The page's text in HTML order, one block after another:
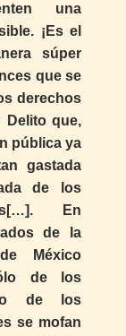
una
¡Es el
súper
que se
derechos
Delito que,
pública ya
gastada
de los
En
de la
México
de los
de los
se mofan